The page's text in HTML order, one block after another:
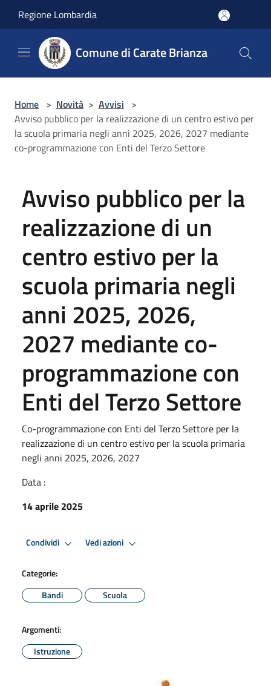
Regione Lombardia
Comune di Carate Brianza
Home > Novità > Avvisi >
Avviso pubblico per la realizzazione di un centro estivo per
la scuola primaria negli anni 2025, 2026, 2027 mediante
co-programmazione con Enti del Terzo Settore
Avviso pubblico per la
realizzazione di un
centro estivo per la
scuola primaria negli
anni 2025, 2026,
2027 mediante co-
programmazione con
Enti del Terzo Settore
Co-programmazione con Enti del Terzo Settore per la
realizzazione di un centro estivo per la scuola primaria
negli anni 2025, 2026, 2027
Data :
14 aprile 2025
Condividi Vedi azioni
Categorie:
Bandi
Scuola
Argomenti:
Istruzione